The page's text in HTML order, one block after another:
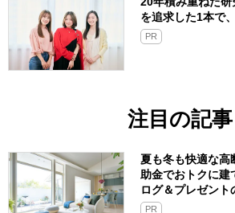
を追求した1本で
PR
注目の記事
夏も冬も快適な高
助金でおトクに建
ログ＆プレゼント
PR